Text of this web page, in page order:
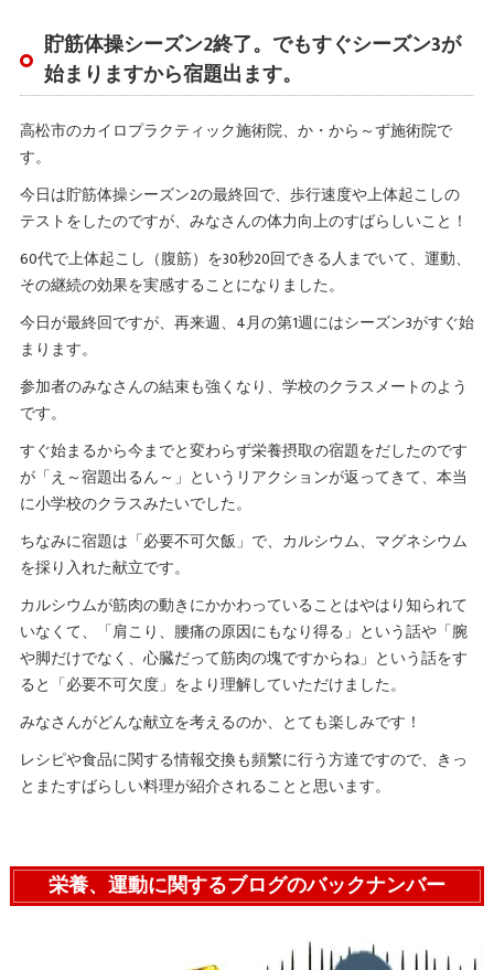
貯筋体操シーズン2終了。でもすぐシーズン3が
始まりますから宿題出ます。
高松市のカイロプラクティック施術院、か・から～ず施術院で
す。
今日は貯筋体操シーズン2の最終回で、歩行速度や上体起こしの
テストをしたのですが、みなさんの体力向上のすばらしいこと！
60代で上体起こし（腹筋）を30秒20回できる人までいて、運動、
その継続の効果を実感することになりました。
今日が最終回ですが、再来週、4月の第1週にはシーズン3がすぐ始
まります。
参加者のみなさんの結束も強くなり、学校のクラスメートのよう
です。
すぐ始まるから今までと変わらず栄養摂取の宿題をだしたのです
が「え～宿題出るん～」というリアクションが返ってきて、本当
に小学校のクラスみたいでした。
ちなみに宿題は「必要不可欠飯」で、カルシウム、マグネシウム
を採り入れた献立です。
カルシウムが筋肉の動きにかかわっていることはやはり知られて
いなくて、「肩こり、腰痛の原因にもなり得る」という話や「腕
や脚だけでなく、心臓だって筋肉の塊ですからね」という話をす
ると「必要不可欠度」をより理解していただけました。
みなさんがどんな献立を考えるのか、とても楽しみです！
レシピや食品に関する情報交換も頻繁に行う方達ですので、きっ
とまたすばらしい料理が紹介されることと思います。
栄養、運動に関するブログのバックナンバー